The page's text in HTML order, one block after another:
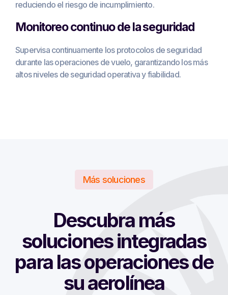
reduciendo el riesgo de incumplimiento.
Monitoreo continuo de la seguridad
Supervisa continuamente los protocolos de seguridad
durante las operaciones de vuelo, garantizando los más
altos niveles de seguridad operativa y fiabilidad.
Más soluciones
Descubra más
soluciones integradas
para las operaciones de
su aerolínea